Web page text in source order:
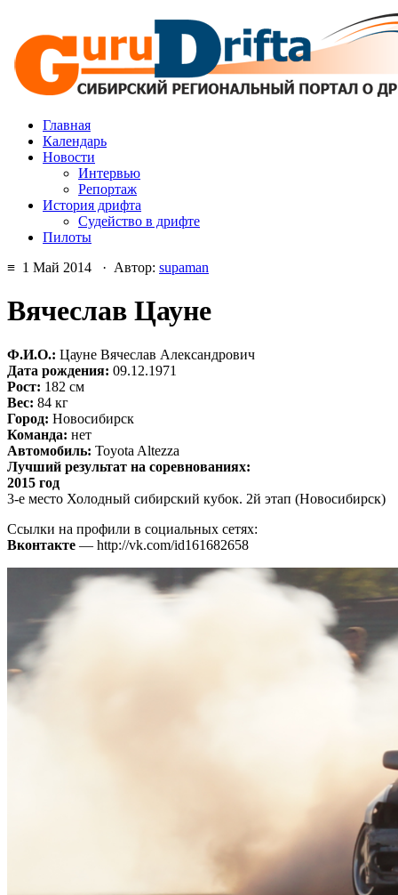
Главная
Календарь
Новости
Интервью
Репортаж
История дрифта
Судейство в дрифте
Пилоты
≡ 1 Май 2014 · Автор: supaman
Вячеслав Цауне
Ф.И.О.: Цауне Вячеслав Александрович
Дата рождения: 09.12.1971
Рост: 182 см
Вес: 84 кг
Город: Новосибирск
Команда: нет
Автомобиль: Toyota Altezza
Лучший результат на соревнованиях:
2015 год
3-е место Холодный сибирский кубок. 2й этап (Новосибирск)
Ссылки на профили в социальных сетях:
Вконтакте — http://vk.com/id161682658